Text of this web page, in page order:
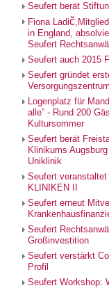
Seufert berät
Fiona Ladič
in England,
Seufert
Seufert auch 2015
Seufert gründet
Logenplatz für
alle” - Rund 200
Kultursommer
Seufert berät
Klinikums
Uniklinik
Seufert
KLINIKEN II
Seufert erneut
Seufert
Großinvestition
Seufert verstärkt
Profil
Seufert Workshop: